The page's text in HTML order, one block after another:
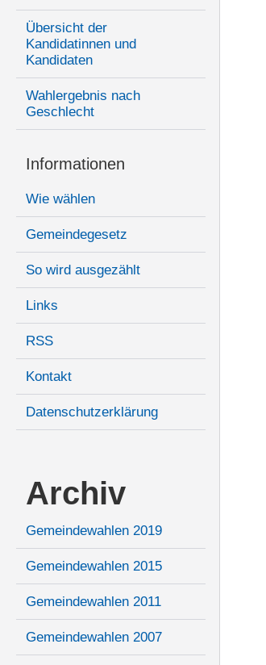
Übersicht der
Kandidatinnen und
Kandidaten
Wahlergebnis nach
Geschlecht
Informationen
Wie wählen
Gemeindegesetz
So wird ausgezählt
Links
RSS
Kontakt
Datenschutzerklärung
Archiv
Gemeindewahlen 2019
Gemeindewahlen 2015
Gemeindewahlen 2011
Gemeindewahlen 2007